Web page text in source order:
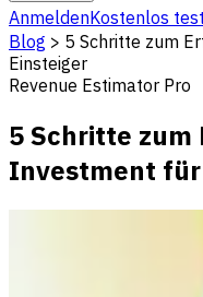
AnmeldenKostenlos
Blog > 5 Schritte zum
Einsteiger
Revenue Estimator Pro
5 Schritte zum
Investment